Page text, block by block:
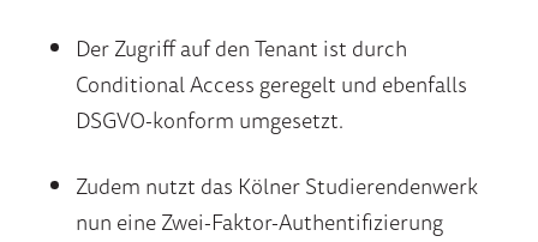
Der Zugriff auf den Tenant ist durch
Conditional Access geregelt und ebenfalls
DSGVO-konform umgesetzt.
Zudem nutzt das Kölner Studierendenwerk
nun eine Zwei-Faktor-Authentifizierung